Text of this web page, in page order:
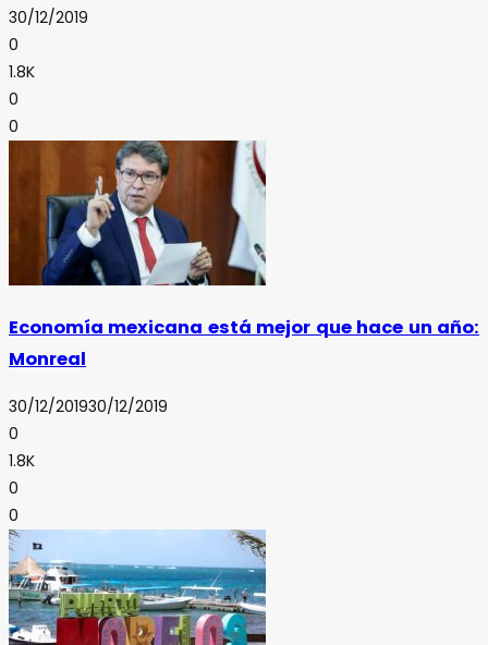
30/12/2019
0
1.8K
0
0
Economía mexicana está mejor que hace un año:
Monreal
30/12/201930/12/2019
0
1.8K
0
0